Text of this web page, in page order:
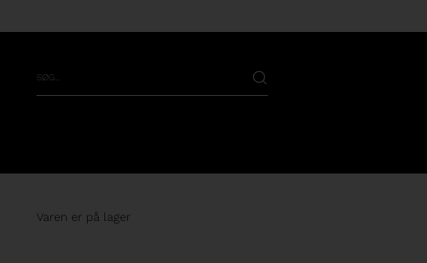
Varen er på lager